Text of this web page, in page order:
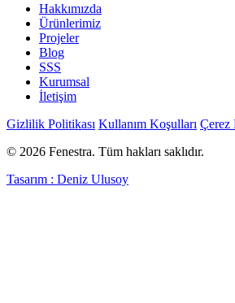
Hakkımızda
Ürünlerimiz
Projeler
Blog
SSS
Kurumsal
İletişim
Gizlilik Politikası Kullanım Koşulları Çerez
© 2026 Fenestra. Tüm hakları saklıdır.
Tasarım : Deniz Ulusoy